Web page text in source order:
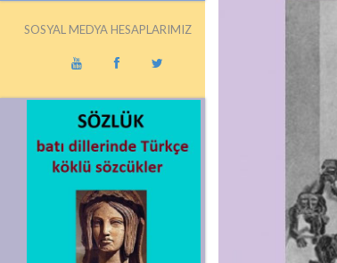
SOSYAL MEDYA HESAPLARIMIZ